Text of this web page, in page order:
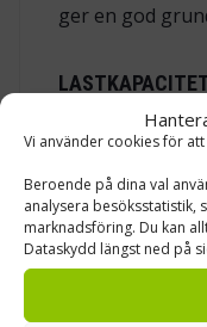
Vi använder cookies för
Beroende på dina val
analysera besöksstatistik,
marknadsföring. Du kan
Dataskydd längst ned på
ger en god
OCH PALLSTÄLL
Den här
hanteras på
där
pallen ska